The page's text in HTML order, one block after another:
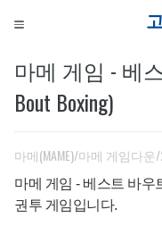
마메 게임 - 베
Bout Boxing)
마메(MAME)/마메 게임다운/
마메 게임 - 베스트 바우
권투 게임입니다.